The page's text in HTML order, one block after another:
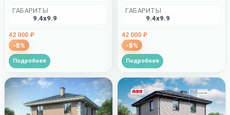
ГАБАРИТЫ
9.4x9.9
42 000 ₽
-5%
Подробнее
ГАБАРИТЫ
9.4x9.9
42 000 ₽
-5%
Подробнее